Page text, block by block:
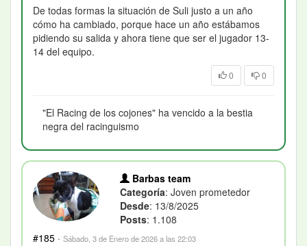
De todas formas la situación de Suli justo a un año
cómo ha cambiado, porque hace un año estábamos
pidiendo su salida y ahora tiene que ser el jugador 13-
14 del equipo.
0 0
"El Racing de los cojones" ha vencido a la bestia
negra del racinguismo
Barbas team
Categoría: Joven prometedor
Desde: 13/8/2025
Posts: 1.108
#185 · Sábado, 3 de Enero de 2026 a las 22:03